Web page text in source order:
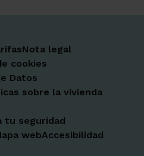
Nota legal
cookies
Datos
sobre la vivienda
tu seguridad
webAccesibilidad